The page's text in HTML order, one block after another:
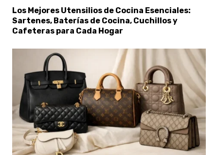
Los Mejores Utensilios de Cocina Esenciales:
Sartenes, Baterías de Cocina, Cuchillos y
Cafeteras para Cada Hogar